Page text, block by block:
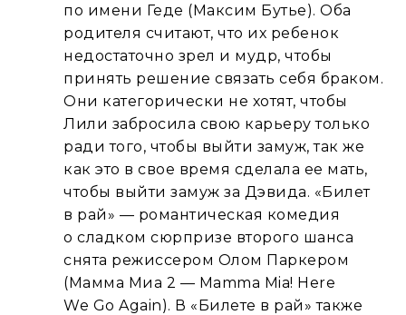
по имени Геде (Максим Бутье). Оба
родителя считают, что их ребенок
недостаточно зрел и мудр, чтобы
принять решение связать себя браком.
Они категорически не хотят, чтобы
Лили забросила свою карьеру только
ради того, чтобы выйти замуж, так же
как это в свое время сделала ее мать,
чтобы выйти замуж за Дэвида. «Билет
в рай» — романтическая комедия
о сладком сюрпризе второго шанса
снята режиссером Олом Паркером
(Мамма Миа 2 — Mamma Mia! Here
We Go Again). В «Билете в рай» также